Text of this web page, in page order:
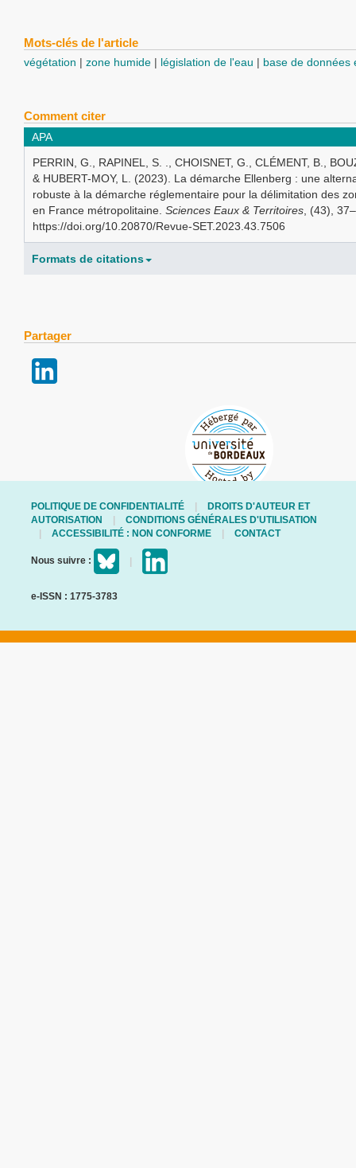
Mots-clés de l'article
végétation zone humide législation de l'eau base de données
Comment citer
APA
PERRIN, G., RAPINEL, S. ., CHOISNET, G., CLÉMENT, B.,
& HUBERT-MOY, L. (2023). La démarche Ellenberg : une
robuste à la démarche réglementaire pour la délimitation des
en France métropolitaine. Sciences Eaux & Territoires, (43),
https://doi.org/10.20870/Revue-SET.2023.43.7506
Formats de citations
Partager
POLITIQUE DE CONFIDENTIALITÉ
DROITS D'AUTEUR ET
AUTORISATION
CONDITIONS GÉNÉRALES D'UTILISATION
ACCESSIBILITÉ : NON CONFORME
CONTACT
Nous suivre :
e-ISSN : 1775-3783